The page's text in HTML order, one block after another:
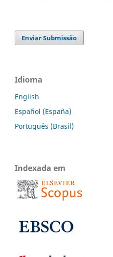
Enviar Submissão
Idioma
English
Español (España)
Português (Brasil)
Indexada em